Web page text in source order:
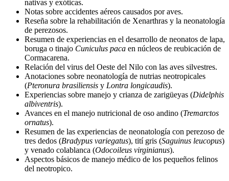
nativas y exóticas.
Notas sobre accidentes aéreos causados por aves.
Reseña sobre la rehabilitación de Xenarthras y la neonatología
de perezosos.
Resumen de experiencias en el desarrollo de neonatos de lapa,
boruga o tinajo Cuniculus paca en núcleos de reubicación de
Cormacarena.
Relación del virus del Oeste del Nilo con las aves silvestres.
Anotaciones sobre neonatología de nutrias neotropicales
(Pteronura brasiliensis y Lontra longicaudis).
Experiencias sobre manejo y crianza de zarigüeyas (Didelphis
albiventris).
Avances en el manejo nutricional de oso andino (Tremarctos
ornatus).
Resumen de las experiencias de neonatología con perezoso de
tres dedos (Bradypus variegatus), tití gris (Saguinus leucopus)
y venado colablanca (Odocoileus virginianus).
Aspectos básicos de manejo médico de los pequeños felinos
del neotropico.